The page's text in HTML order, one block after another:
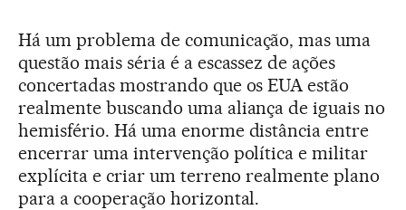
Há um problema de comunicação, mas uma
questão mais séria é a escassez de ações
concertadas mostrando que os EUA estão
realmente buscando uma aliança de iguais no
hemisfério. Há uma enorme distância entre
encerrar uma intervenção política e militar
explícita e criar um terreno realmente plano
para a cooperação horizontal.